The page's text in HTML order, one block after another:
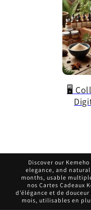
🖥️
Discover our
elegance, and
months, usable
nos Cartes Cadeaux
d’élégance et de
mois, utilisables en